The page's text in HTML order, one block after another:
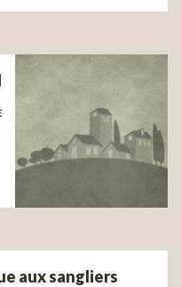
aux sangliers